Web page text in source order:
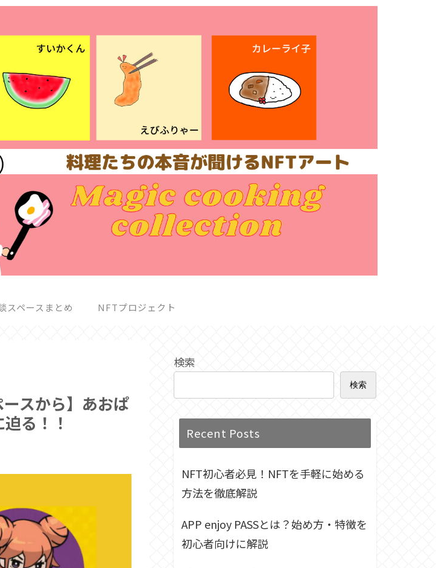
スペースまとめ NFTプロジェクト
スから】あおぱ
る！！
検索
検索
Recent Posts
NFT初心者必見！NFTを手軽に始める
方法を徹底解説
APP enjoy PASSとは？始め方・特徴を
初心者向けに解説